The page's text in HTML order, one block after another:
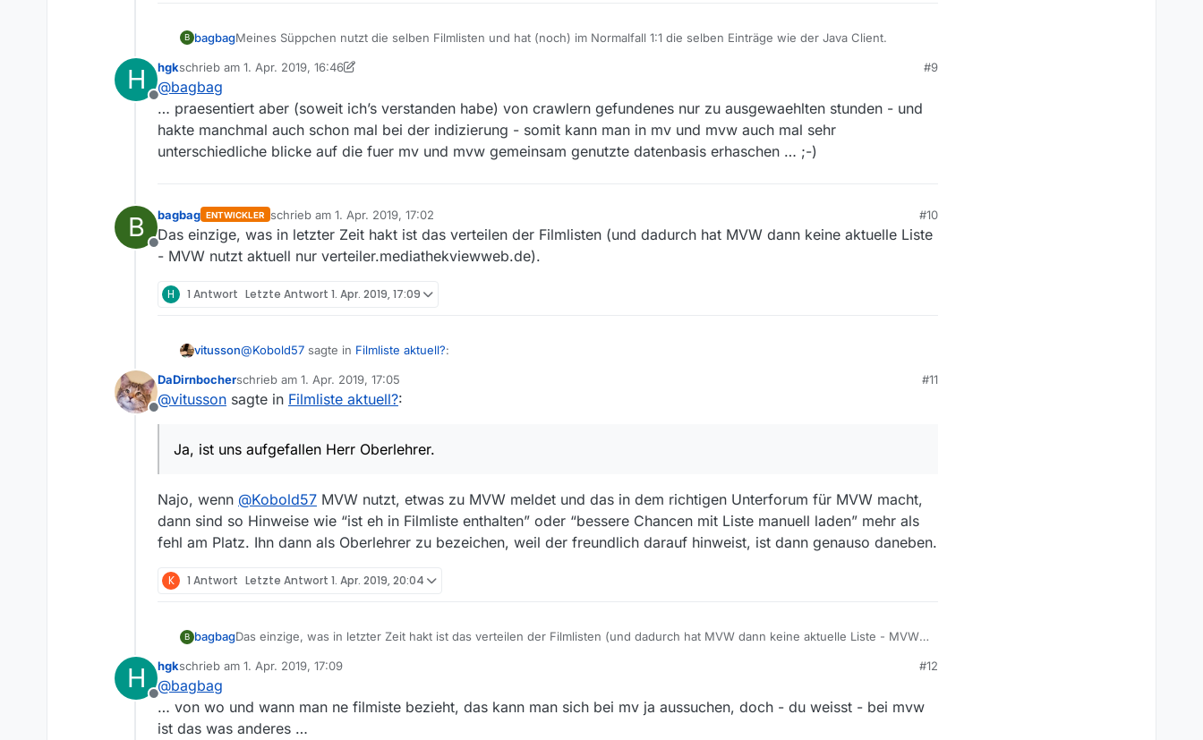
B bagbagMeines Süppchen nutzt die selben Filmlisten und hat (noch) im Normalfall 1:1 die selben Einträge wie der Java Client.
H
Offline
hgkschrieb am 1. Apr. 2019, 16:46
zuletzt editiert von hgk4. Jan. 2019, 18:51
#9
@bagbag
… praesentiert aber (soweit ich’s verstanden habe) von crawlern gefundenes nur zu ausgewaehlten stunden - und
hakte manchmal auch schon mal bei der indizierung - somit kann man in mv und mvw auch mal sehr
unterschiedliche blicke auf die fuer mv und mvw gemeinsam genutzte datenbasis erhaschen … ;-)
B
Offline
bagbag ENTWICKLER schrieb am 1. Apr. 2019, 17:02
zuletzt editiert von
#10
Das einzige, was in letzter Zeit hakt ist das verteilen der Filmlisten (und dadurch hat MVW dann keine aktuelle Liste
- MVW nutzt aktuell nur verteiler.mediathekviewweb.de).
H 1 Antwort Letzte Antwort 1. Apr. 2019, 17:09
vitusson@Kobold57 sagte in Filmliste aktuell?:
Also bei steht die Filmliste immer noch auf gestern abend, 19:17 Uhr. Und wir reden hier über MV
Filmliste sind, und wenn es an der Quelle hakt, haben beide Frontends die selben Symptome.
Offline
DaDirnbocherschrieb am 1. Apr. 2019, 17:05
zuletzt editiert von
#11
@vitusson sagte in Filmliste aktuell?:
Ja, ist uns aufgefallen Herr Oberlehrer.
Najo, wenn @Kobold57 MVW nutzt, etwas zu MVW meldet und das in dem richtigen Unterforum für MVW macht,
dann sind so Hinweise wie “ist eh in Filmliste enthalten” oder “bessere Chancen mit Liste manuell laden” mehr als
fehl am Platz. Ihn dann als Oberlehrer zu bezeichen, weil der freundlich darauf hinweist, ist dann genauso daneben.
K 1 Antwort Letzte Antwort 1. Apr. 2019, 20:04
B bagbagDas einzige, was in letzter Zeit hakt ist das verteilen der Filmlisten (und dadurch hat MVW dann keine aktuelle Liste - MVW
H
Offline
hgkschrieb am 1. Apr. 2019, 17:09
zuletzt editiert von
#12
@bagbag
… von wo und wann man ne filmiste bezieht, das kann man sich bei mv ja aussuchen, doch - du weisst - bei mvw
ist das was anderes …